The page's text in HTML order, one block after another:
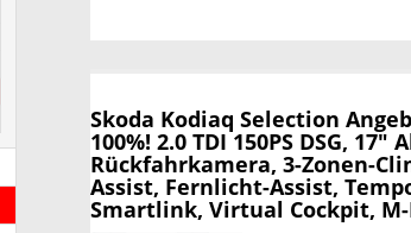
Skoda Kodiaq Selection
100%! 2.0 TDI 150PS DSG,
Rückfahrkamera, 3-Zonen-
Assist, Fernlicht-Assist,
Smartlink, Virtual Cockpit,